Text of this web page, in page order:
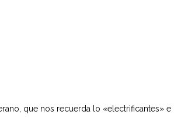
que nos recuerda lo «electrificantes» e